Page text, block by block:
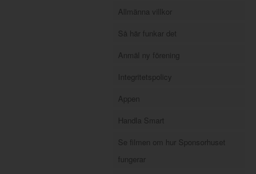
Allmänna villkor
Så här funkar det
Anmäl ny förening
Integritetspolicy
Appen
Handla Smart
Se filmen om hur Sponsorhuset
fungerar